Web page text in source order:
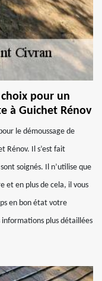
pour un
à Guichet Rénov
le démoussage de
Rénov. Il s’est fait
soignés. Il n’utilise que
et en plus de cela, il vous
en bon état votre
informations plus détaillées